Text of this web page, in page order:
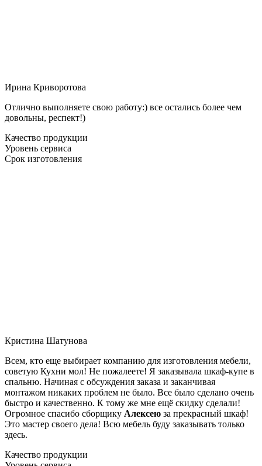
Ирина Криворотова
Отлично выполняете свою работу:) все остались более чем
довольны, респект!)
Качество продукции
Уровень сервиса
Срок изготовления
Кристина Шатунова
Всем, кто еще выбирает компанию для изготовления мебели,
советую Кухни мол! Не пожалеете! Я заказывала шкаф-купе в
спальню. Начиная с обсуждения заказа и заканчивая
монтажом никаких проблем не было. Все было сделано очень
быстро и качественно. К тому же мне ещё скидку сделали!
Огромное спасибо сборщику Алексею за прекрасный шкаф!
Это мастер своего дела! Всю мебель буду заказывать только
здесь.
Качество продукции